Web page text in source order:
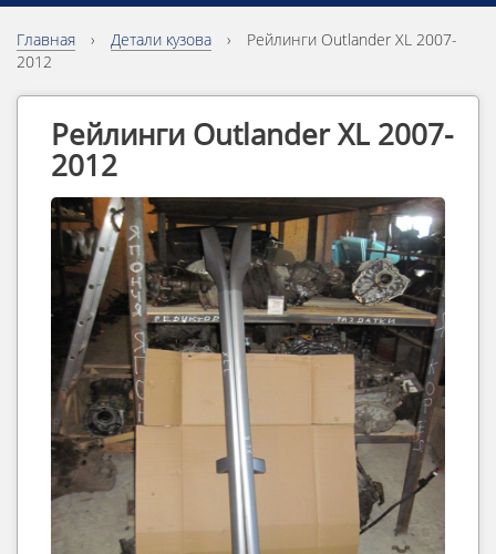
Главная › Детали кузова ›
Рейлинги Outlander XL 2007-
2012
Рейлинги Outlander XL 2007-
2012